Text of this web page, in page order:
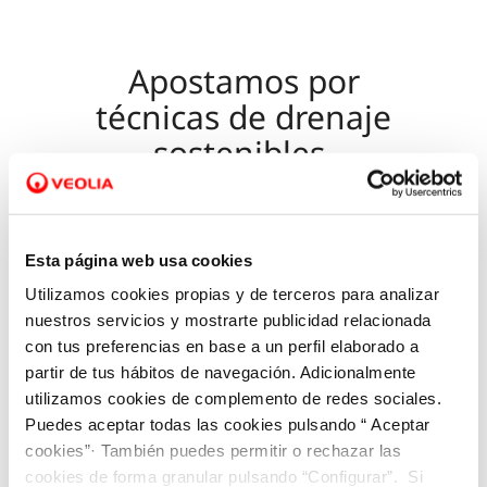
Esta página web usa cookies
Utilizamos cookies propias y de terceros para analizar
nuestros servicios y mostrarte publicidad relacionada
con tus preferencias en base a un perfil elaborado a
partir de tus hábitos de navegación. Adicionalmente
utilizamos cookies de complemento de redes sociales.
Puedes aceptar todas las cookies pulsando “ Aceptar
cookies”· También puedes permitir o rechazar las
cookies de forma granular pulsando “Configurar”. Si
Apostamos por
técnicas de drenaje
sostenibles
alcantarilladouna vez que ha sido empleada para
sus diferentes usos en hogares y empresas. Este
sistemafacilita la recogida de estas aguas
residuales y pluviales, y además posibilita el
transporte hasta las diferentes estaciones
depuradoras. Las estaciones de bombeo son
necesarias para impulsar el agua residual a las